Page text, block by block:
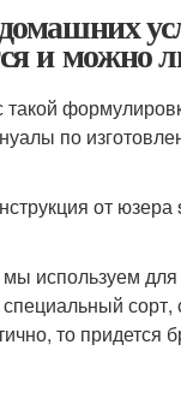
и можно
по
от юзера
мы используем
специальный
то придется